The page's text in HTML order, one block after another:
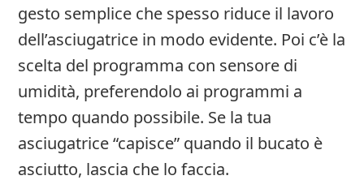
gesto semplice che spesso riduce il lavoro
dell’asciugatrice in modo evidente. Poi c’è la
scelta del programma con sensore di
umidità, preferendolo ai programmi a
tempo quando possibile. Se la tua
asciugatrice “capisce” quando il bucato è
asciutto, lascia che lo faccia.